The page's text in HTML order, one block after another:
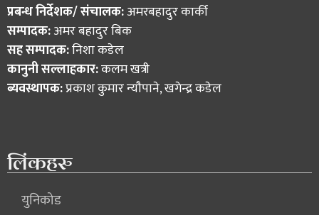
प्रबन्ध निर्देशक/ संचालक:अमरबहादुर कार्की
सम्पादक:अमर बहादुर बिक
सह सम्पादक:निशा कडेल
कानुनी सल्लाहकार:कलम खत्री
ब्यवस्थापक:प्रकाश कुमार न्याैपाने, खगेन्द्र कडेल
लिंकहरु
युनिकोड